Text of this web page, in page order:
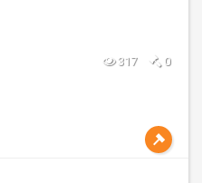
317 0